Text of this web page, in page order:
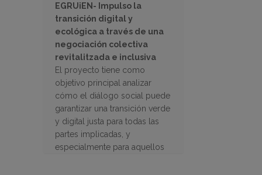
EGRUiEN- Impulso la
transición digital y
ecológica a través de una
negociación colectiva
revitalitzada e inclusiva
El proyecto tiene como
objetivo principal analizar
cómo el diálogo social puede
garantizar una transición verde
y digital justa para todas las
partes implicadas, y
especialmente para aquellos